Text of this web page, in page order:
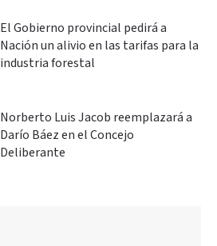
El Gobierno provincial pedirá a
Nación un alivio en las tarifas para la
industria forestal
Norberto Luis Jacob reemplazará a
Darío Báez en el Concejo
Deliberante